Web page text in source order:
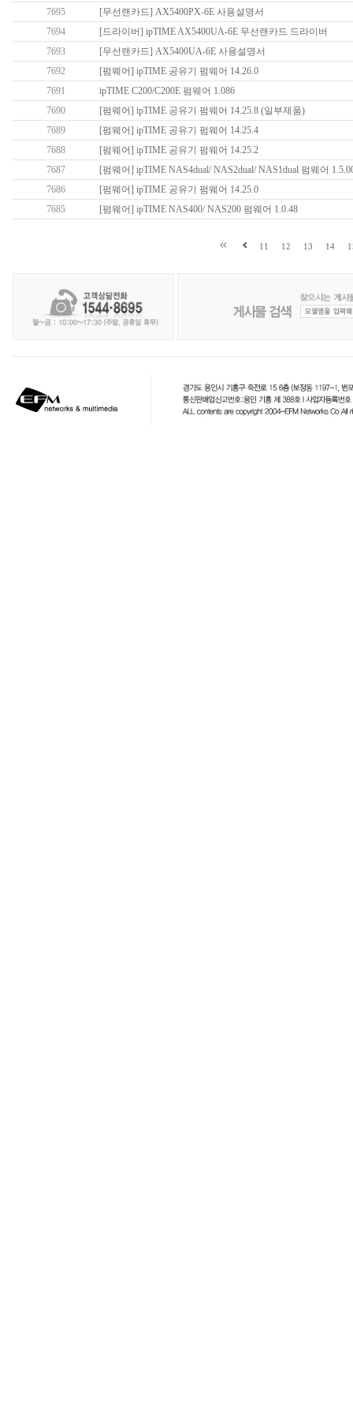
7695
[무선랜카드] AX5400PX-6E 사용설명서
7694
[드라이버] ipTIME AX5400UA-6E 무선랜카드 드라이버
7693
[무선랜카드] AX5400UA-6E 사용설명서
7692
[펌웨어] ipTIME 공유기 펌웨어 14.26.0
7691
ipTIME C200/C200E 펌웨어 1.086
7690
[펌웨어] ipTIME 공유기 펌웨어 14.25.8 (일부제품)
7689
[펌웨어] ipTIME 공유기 펌웨어 14.25.4
7688
[펌웨어] ipTIME 공유기 펌웨어 14.25.2
7687
[펌웨어] ipTIME NAS4dual/ NAS2dual/ NAS1dual 펌웨어
7686
[펌웨어] ipTIME 공유기 펌웨어 14.25.0
7685
[펌웨어] ipTIME NAS400/ NAS200 펌웨어 1.0.48
11 12 13 14